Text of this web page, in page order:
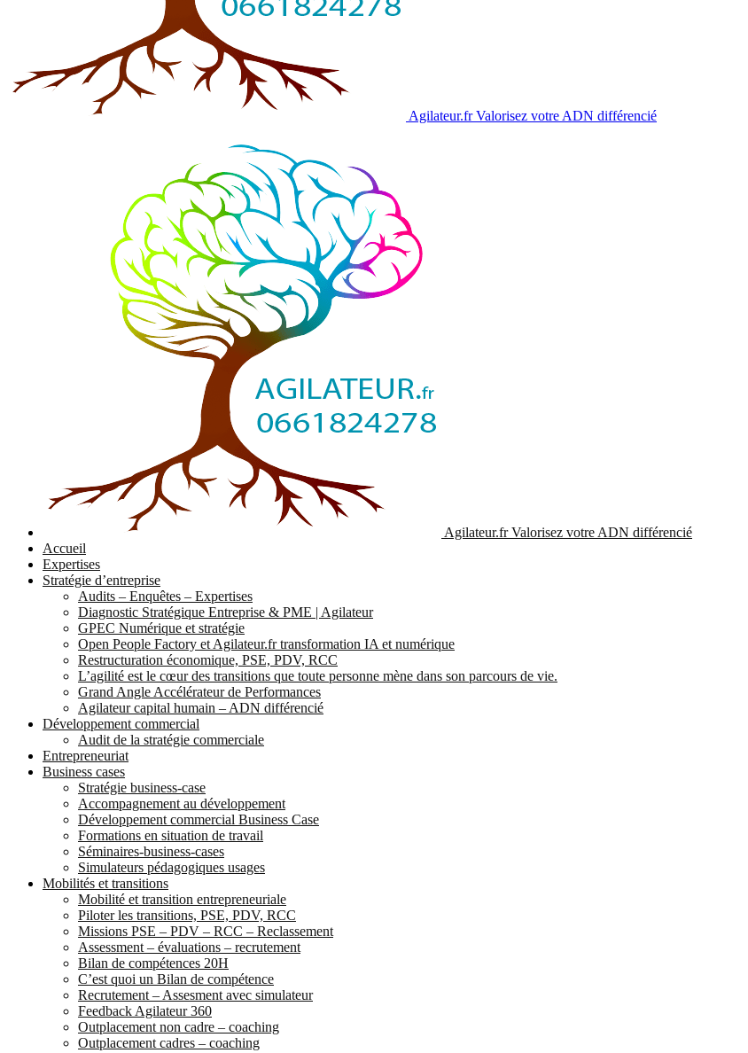
Agilateur.frValorisez votre ADN différencié
Agilateur.frValorisez votre ADN différencié
Accueil
Expertises
Stratégie d’entreprise
Audits – Enquêtes – Expertises
Diagnostic Stratégique Entreprise & PME | Agilateur
GPEC Numérique et stratégie
Open People Factory et Agilateur.fr transformation IA et numérique
Restructuration économique, PSE, PDV, RCC
L’agilité est le cœur des transitions que toute personne mène dans son parcours de vie.
Grand Angle Accélérateur de Performances
Agilateur capital humain – ADN différencié
Développement commercial
Audit de la stratégie commerciale
Entrepreneuriat
Business cases
Stratégie business-case
Accompagnement au développement
Développement commercial Business Case
Formations en situation de travail
Séminaires-business-cases
Simulateurs pédagogiques usages
Mobilités et transitions
Mobilité et transition entrepreneuriale
Piloter les transitions, PSE, PDV, RCC
Missions PSE – PDV – RCC – Reclassement
Assessment – évaluations – recrutement
Bilan de compétences 20H
C’est quoi un Bilan de compétence
Recrutement – Assesment avec simulateur
Feedback Agilateur 360
Outplacement non cadre – coaching
Outplacement cadres – coaching